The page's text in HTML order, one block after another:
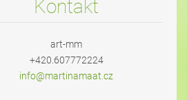
Kontakt
art-mm
+420.607772224
info@martinamaat .cz